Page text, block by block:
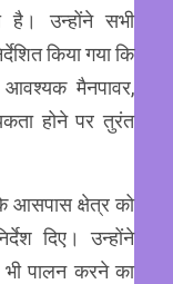
है। उन्होंने सभी
किया गया कि
मैनपावर,
होने पर तुरंत
आसपास क्षेत्र को
दिए। उन्होंने
भी पालन करने का